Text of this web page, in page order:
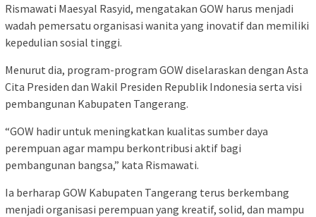
Rismawati Maesyal Rasyid, mengatakan GOW harus menjadi
wadah pemersatu organisasi wanita yang inovatif dan memiliki
kepedulian sosial tinggi.
Menurut dia, program-program GOW diselaraskan dengan Asta
Cita Presiden dan Wakil Presiden Republik Indonesia serta visi
pembangunan Kabupaten Tangerang.
“GOW hadir untuk meningkatkan kualitas sumber daya
perempuan agar mampu berkontribusi aktif bagi
pembangunan bangsa,” kata Rismawati.
Ia berharap GOW Kabupaten Tangerang terus berkembang
menjadi organisasi perempuan yang kreatif, solid, dan mampu